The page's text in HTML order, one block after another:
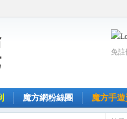
免註
魔方網粉絲團 魔方手